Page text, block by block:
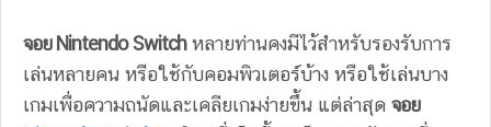
จอย Nintendo Switchหลายท่านคงมีไว้สำหรับรองรับการ
เล่นหลายคน หรือใช้กับคอมพิวเตอร์บ้าง หรือใช้เล่นบาง
เกมเพื่อความถนัดและเคลียเกมง่ายขึ้น แต่ล่าสุด จอย